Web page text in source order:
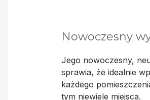
Nowoczesny
Jego nowoczesny,
sprawia, że idealnie
każdego
tym niewiele miejsca.